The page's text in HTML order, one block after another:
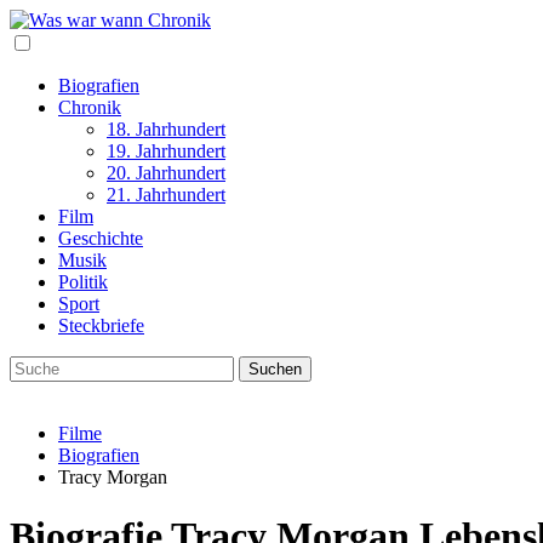
Biografien
Chronik
18. Jahrhundert
19. Jahrhundert
20. Jahrhundert
21. Jahrhundert
Film
Geschichte
Musik
Politik
Sport
Steckbriefe
Filme
Biografien
Tracy Morgan